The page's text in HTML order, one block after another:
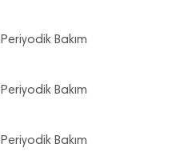
Bakım
Bakım
Bakım